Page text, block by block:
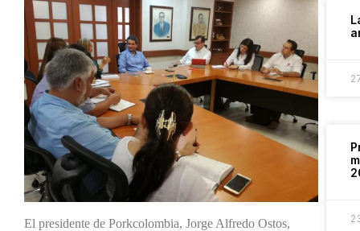
El presidente de Porkcolombia, Jorge Alfredo Ostos,